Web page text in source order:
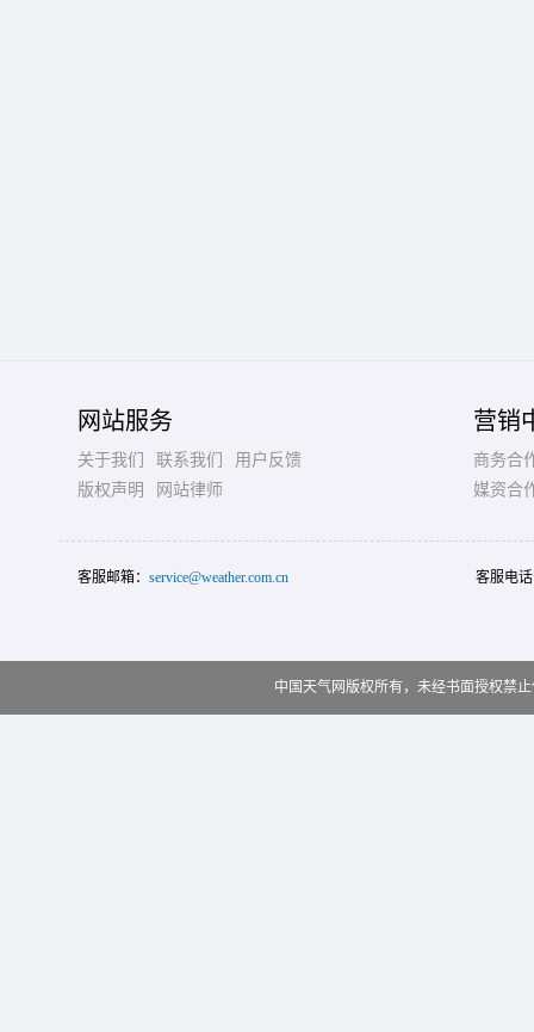
网站服务
关于我们 联系我们
用户反馈
版权声明
网站律师
营销
商务合
媒资合
客服邮箱： service@weather.com.cn 客服电
中国天气网版权所有，未经书面授权